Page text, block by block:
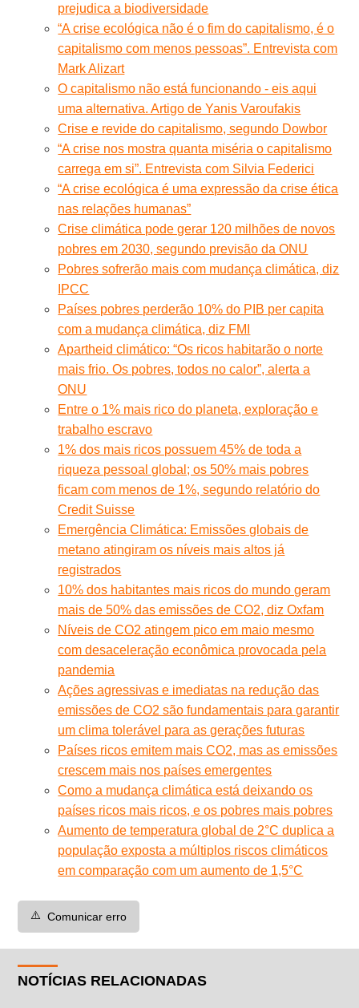
prejudica a biodiversidade
“A crise ecológica não é o fim do capitalismo, é o
capitalismo com menos pessoas”. Entrevista com
Mark Alizart
O capitalismo não está funcionando - eis aqui
uma alternativa. Artigo de Yanis Varoufakis
Crise e revide do capitalismo, segundo Dowbor
“A crise nos mostra quanta miséria o capitalismo
carrega em si”. Entrevista com Silvia Federici
“A crise ecológica é uma expressão da crise ética
nas relações humanas”
Crise climática pode gerar 120 milhões de novos
pobres em 2030, segundo previsão da ONU
Pobres sofrerão mais com mudança climática, diz
IPCC
Países pobres perderão 10% do PIB per capita
com a mudança climática, diz FMI
Apartheid climático: “Os ricos habitarão o norte
mais frio. Os pobres, todos no calor”, alerta a
ONU
Entre o 1% mais rico do planeta, exploração e
trabalho escravo
1% dos mais ricos possuem 45% de toda a
riqueza pessoal global; os 50% mais pobres
ficam com menos de 1%, segundo relatório do
Credit Suisse
Emergência Climática: Emissões globais de
metano atingiram os níveis mais altos já
registrados
10% dos habitantes mais ricos do mundo geram
mais de 50% das emissões de CO2, diz Oxfam
Níveis de CO2 atingem pico em maio mesmo
com desaceleração econômica provocada pela
pandemia
Ações agressivas e imediatas na redução das
emissões de CO2 são fundamentais para garantir
um clima tolerável para as gerações futuras
Países ricos emitem mais CO2, mas as emissões
crescem mais nos países emergentes
Como a mudança climática está deixando os
países ricos mais ricos, e os pobres mais pobres
Aumento de temperatura global de 2°C duplica a
população exposta a múltiplos riscos climáticos
em comparação com um aumento de 1,5°C
⚠️ Comunicar erro
NOTÍCIAS RELACIONADAS